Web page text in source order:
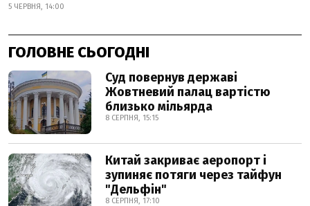
5 ЧЕРВНЯ, 14:00
ГОЛОВНЕ СЬОГОДНІ
Суд повернув державі
Жовтневий палац вартістю
близько мільярда
8 СЕРПНЯ, 15:15
Китай закриває аеропорт і
зупиняє потяги через тайфун
"Дельфін"
8 СЕРПНЯ, 17:10